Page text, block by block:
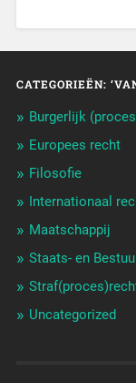
CATEGORIEËN:
Burgerlijk
Europees recht
Filosofie
Internationaal
Maatschappij
Staats- en
Uncategorized